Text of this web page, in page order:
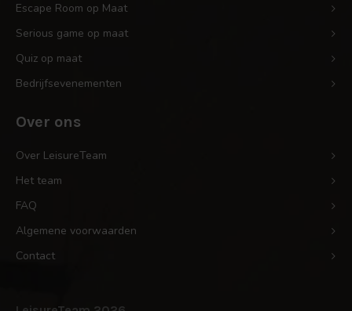
Escape Room op Maat
Serious game op maat
Quiz op maat
Bedrijfsevenementen
Over ons
Over LeisureTeam
Het team
FAQ
Algemene voorwaarden
Contact